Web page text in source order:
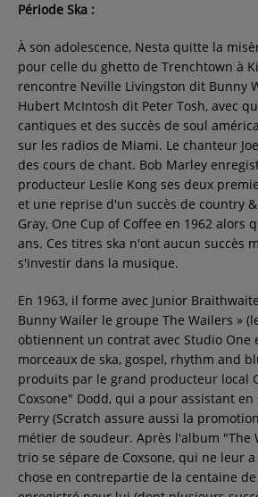
Période Ska :
À son adolescence, Nesta quitte la
pour celle du ghetto de Trenchtown à
rencontre Neville Livingston dit Bunny
Hubert McIntosh dit Peter Tosh, avec
cantiques et des succès de soul
sur les radios de Miami. Le chanteur
des cours de chant. Bob Marley
producteur Leslie Kong ses deux
et une reprise d'un succès de country
Gray, One Cup of Coffee en 1962 alors
ans. Ces titres ska n'ont aucun succès
s'investir dans la musique.
En 1963, il forme avec Junior
Bunny Wailer le groupe The Wailers »
obtiennent un contrat avec Studio One
morceaux de ska, gospel, rhythm and
produits par le grand producteur local
Coxsone" Dodd, qui a pour assistant
Perry (Scratch assure aussi la
métier de soudeur. Après l'album "The
trio se sépare de Coxsone, qui ne leur
chose en contrepartie de la centaine